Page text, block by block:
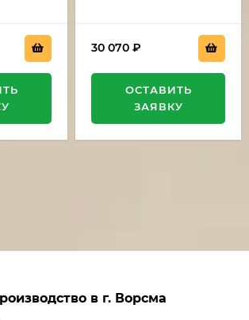
30 070 ₽
ОСТАВИТЬ
ЗАЯВКУ
в г. Ворсма